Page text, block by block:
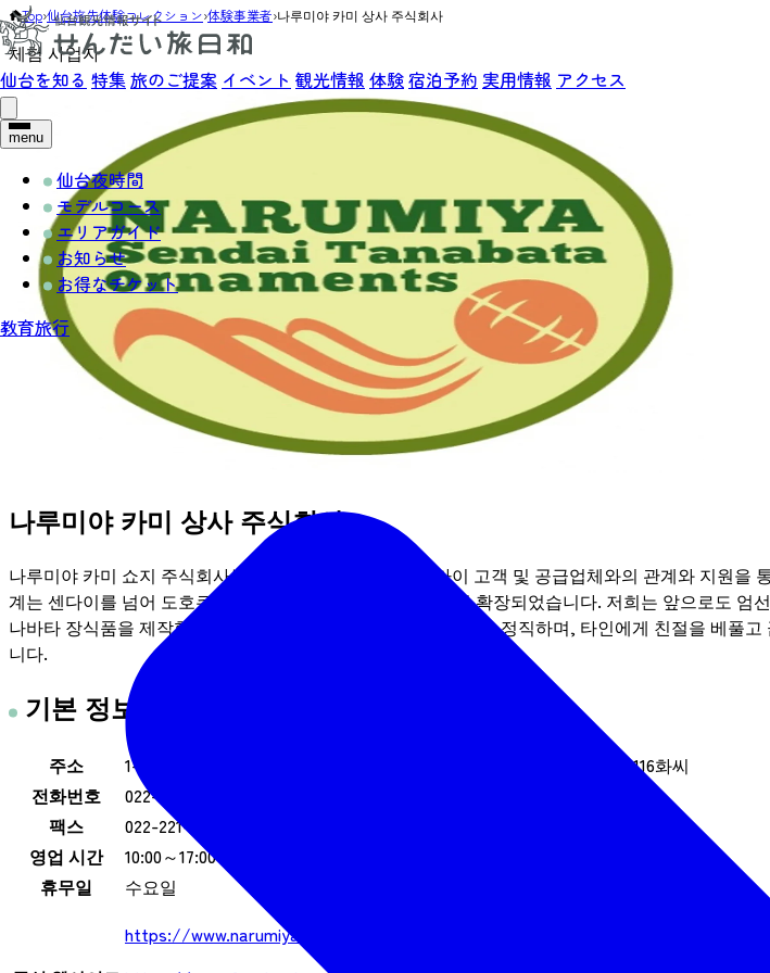
仙台を知る 特集旅のご提案 イベント 観光情報 体験宿泊予約 実用情報 アクセス
menu
仙台夜時間
モデルコース
エリアガイド
お知らせ
お得なチケット
教育旅行
Top›仙台旅先体験コレクション›体験事業者›나루미야 카미 상사 주식회사
체험 사업자
나루미야 카미 상사 주식회사
나루미야 카미 쇼지 주식회사는 센다이에서 시작하여 센다이 고객 및 공급업체와의 관계와 지원을
계는 센다이를 넘어 도호쿠 지역, 일본 전역, 그리고 해외까지 확장되었습니다. 저희는 앞으로도 엄
나바타 장식품을 제작할 것입니다. 나아가, 스스로에게 엄격하고 정직하며, 타인에게 친절을 베풀
니다.
기본 정보
주소
1-16, 3-Chome, Ichibancho, Aoba-ku, Sendai-shi, Miyagi-ken 980-08116화씨
전화번호
022-221-3451
팩스
022-221-3452
영업 시간
10:00～17:00
휴무일
수요일
https://www.narumiya-k.co.jp